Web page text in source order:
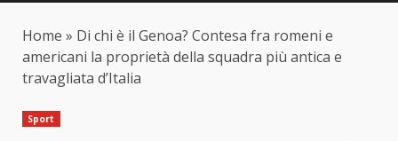
Home » Di chi è il Genoa? Contesa fra romeni e
americani la proprietà della squadra più antica e
travagliata d’Italia
Sport